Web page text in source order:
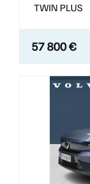
TWIN PLUS
57 800 €